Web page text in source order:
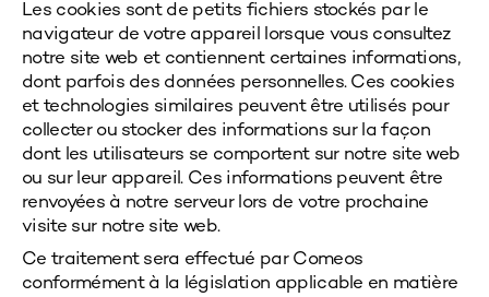
Les cookies sont de petits fichiers stockés par le
navigateur de votre appareil lorsque vous consultez
notre site web et contiennent certaines informations,
dont parfois des données personnelles. Ces cookies
et technologies similaires peuvent être utilisés pour
collecter ou stocker des informations sur la façon
dont les utilisateurs se comportent sur notre site web
ou sur leur appareil. Ces informations peuvent être
renvoyées à notre serveur lors de votre prochaine
visite sur notre site web.
Ce traitement sera effectué par Comeos
conformément à la législation applicable en matière